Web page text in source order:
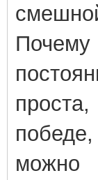
можно